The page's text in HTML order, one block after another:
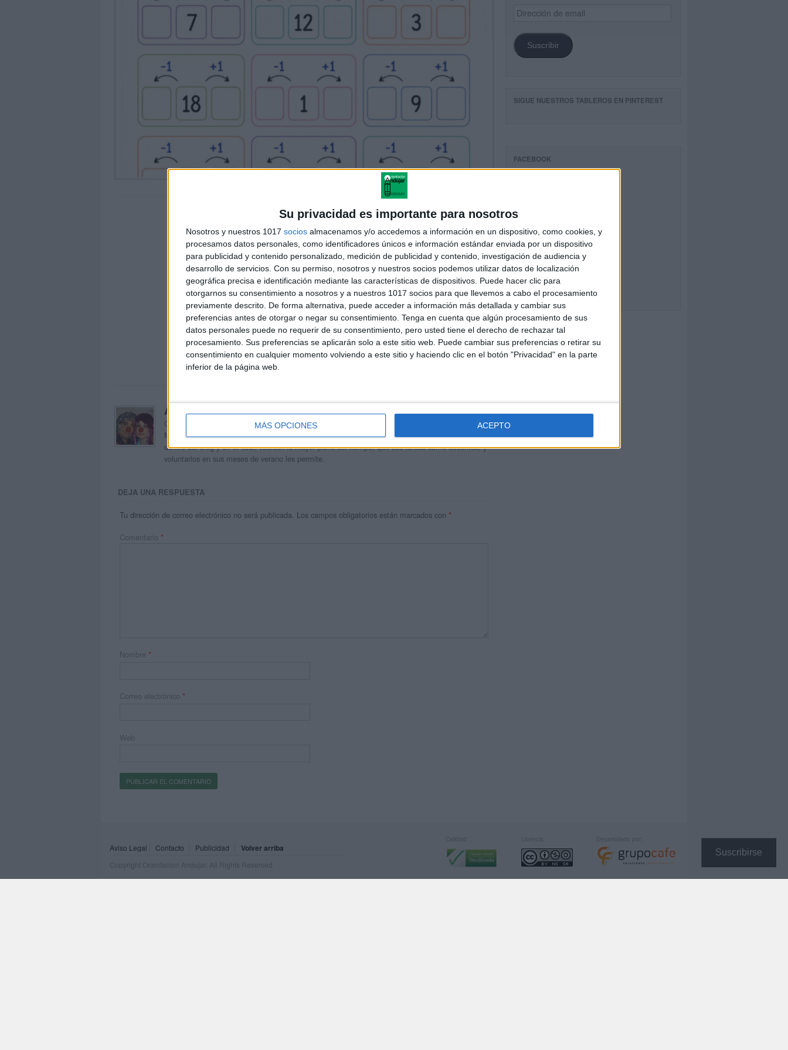
Su privacidad es importante para nosotros
Nosotros y nuestros 1017 socios almacenamos y/o accedemos a información en un dispositivo, como cookies, y
procesamos datos personales, como identificadores únicos e información estándar enviada por un dispositivo
para publicidad y contenido personalizado, medición de publicidad y contenido, investigación de audiencia y
desarrollo de servicios. Con su permiso, nosotros y nuestros socios podemos utilizar datos de localización
geográfica precisa e identificación mediante las características de dispositivos. Puede hacer clic para
otorgarnos su consentimiento a nosotros y a nuestros 1017 socios para que llevemos a cabo el procesamiento
previamente descrito. De forma alternativa, puede acceder a información más detallada y cambiar sus
preferencias antes de otorgar o negar su consentimiento. Tenga en cuenta que algún procesamiento de sus
datos personales puede no requerir de su consentimiento, pero usted tiene el derecho de rechazar tal
procesamiento. Sus preferencias se aplicarán solo a este sitio web. Puede cambiar sus preferencias o retirar su
consentimiento en cualquier momento volviendo a este sitio y haciendo clic en el botón "Privacidad" en la parte
inferior de la página web.
MÁS OPCIONES ACEPTO
Suscribirse
Acerca de orientacionandujar
Orientación Andújar no es solo un blog, es la apuesta personal de dos profesores Ginés y
Maribel, que además de ser pareja, son los encargados de los contenidos que encontramos
dentro del blog y en el cual, vuelcan la mayor parte del tiempo, que sus tareas como docentes, y
voluntarios en sus meses de verano les permite.
DEJA UNA RESPUESTA
Tu dirección de correo electrónico no será publicada. Los campos obligatorios están marcados con *
Comentario *
Nombre *
Correo electrónico *
Web
Dirección
de
Suscribir
SIGUE NUESTROS TABLEROS EN PINTEREST
FACEBOOK
Aviso Legal Contacto Publicidad Volver arriba